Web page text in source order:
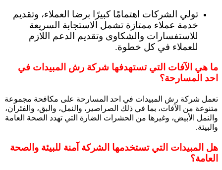
تولي الشركات اهتمامًا كبيرًا برضا العملاء، وتقديم
خدمة عملاء ممتازة تشمل الاستجابة السريعة
للاستفسارات والشكاوى وتقديم الدعم اللازم
للعملاء في كل خطوة.
ما هي الآفات التي تستهدفها شركة رش المبيدات في
احد المسارحة؟
تعمل شركة رش المبيدات في احد المسارحة على مكافحة مجموعة
متنوعة من الآفات، بما في ذلك الصراصير، والنمل، والبق، والفئران،
والنمل الأبيض، وغيرها من الحشرات الضارة التي تهدد الصحة العامة
والبيئة.
هل المبيدات التي تستخدمها الشركة آمنة للبيئة والصحة
العامة؟